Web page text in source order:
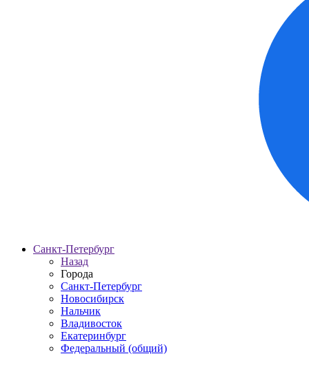
Санкт-Петербург
Назад
Города
Санкт-Петербург
Новосибирск
Нальчик
Владивосток
Екатеринбург
Федеральный (общий)